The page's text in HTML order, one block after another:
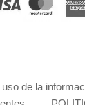
de la